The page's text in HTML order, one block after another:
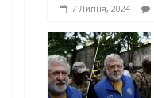
7 Липня, 2024